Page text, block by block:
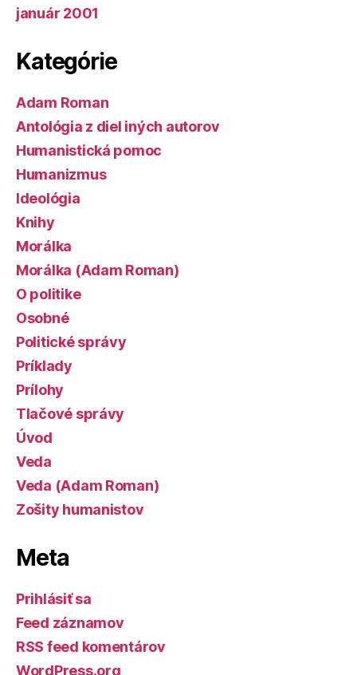
január 2001
Kategórie
Adam Roman
Antológia z diel iných autorov
Humanistická pomoc
Humanizmus
Ideológia
Knihy
Morálka
Morálka (Adam Roman)
O politike
Osobné
Politické správy
Príklady
Prílohy
Tlačové správy
Úvod
Veda
Veda (Adam Roman)
Zošity humanistov
Meta
Prihlásiť sa
Feed záznamov
RSS feed komentárov
WordPress.org